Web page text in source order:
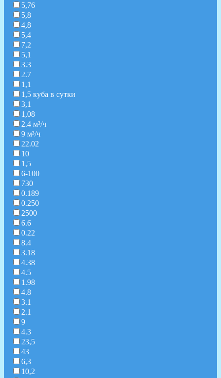
5,76
5,8
4,8
5,4
7,2
5,1
3.3
2.7
1,1
1,5 куба в сутки
3,1
1,08
2.4 м³/ч
9 м³/ч
22.02
10
1,5
6-100
730
0.189
0.250
2500
6.6
0.22
8.4
3.18
4.38
4.5
1.98
4.8
3.1
2.1
9
4.3
23,5
43
6,3
10,2